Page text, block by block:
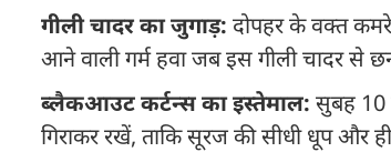
गीली चादर का जुगाड़: दोपहर के वक्त
आने वाली गर्म हवा जब इस गीली चादर से
ब्लैकआउट कर्टन्स का इस्तेमाल: सुबह 10
गिराकर रखें, ताकि सूरज की सीधी धूप